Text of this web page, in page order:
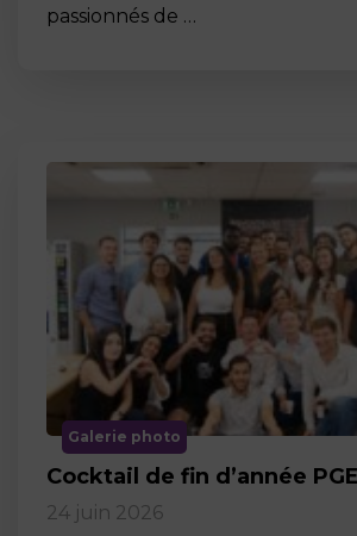
passionnés de …
Galerie photo
Cocktail de fin d’année
24 juin 2026